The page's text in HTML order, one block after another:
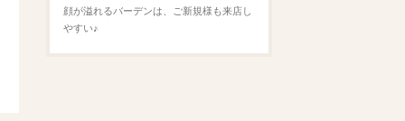
顔が溢れるバーデンは、ご新規様も来店し
やすい♪